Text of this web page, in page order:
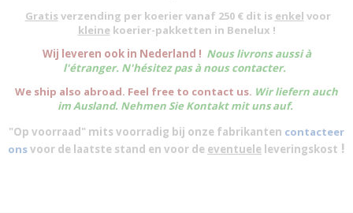
Gratis verzending per koerier vanaf 250 € dit is enkel voor
kleinekoerier-pakketten in Benelux !
Wij leveren ook in Nederland ! Nous livrons aussi à
l'étranger. N'hésitez pas à nous contacter.
We ship also abroad. Feel free to contact us. Wir liefern auch
im Ausland. Nehmen Sie Kontakt mit uns auf.
"Op voorraad" mits voorradig bij onze fabrikanten contacteer
onsvoor de laatste stand en voor de eventuele leveringskost !